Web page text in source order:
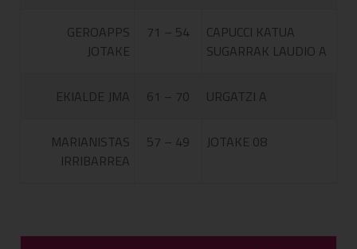
GEROAPPS
JOTAKE
71 – 54
CAPUCCI KATUA
SUGARRAK LAUDIO A
EKIALDE JMA 61 – 70 URGATZI A
MARIANISTAS
IRRIBARREA
57 – 49 JOTAKE 08